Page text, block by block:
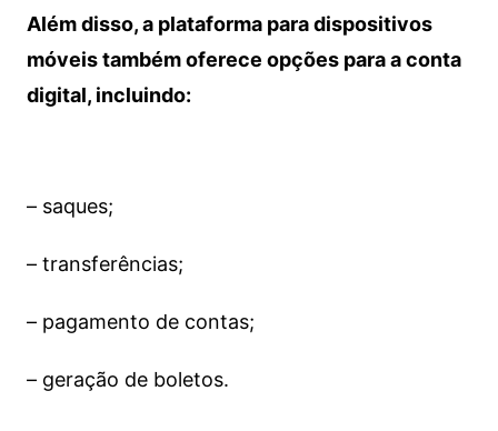
Além disso, a plataforma para dispositivos
móveis também oferece opções para a conta
digital, incluindo:
– saques;
– transferências;
– pagamento de contas;
– geração de boletos.